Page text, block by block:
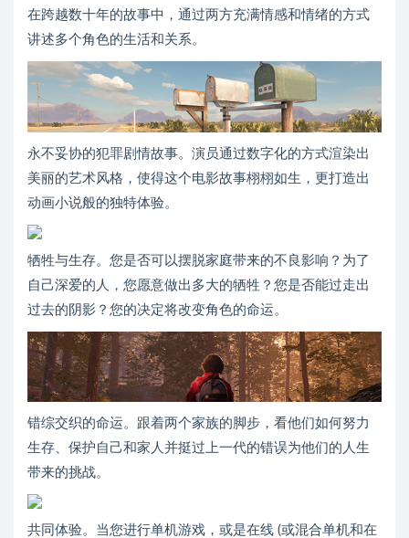
在跨越数十年的故事中，通过两方充满情感和情绪的方式
讲述多个角色的生活和关系。
永不妥协的犯罪剧情故事。演员通过数字化的方式渲染出
美丽的艺术风格，使得这个电影故事栩栩如生，更打造出
动画小说般的独特体验。
牺牲与生存。您是否可以摆脱家庭带来的不良影响？为了
自己深爱的人，您愿意做出多大的牺牲？您是否能过走出
过去的阴影？您的决定将改变角色的命运。
错综交织的命运。跟着两个家族的脚步，看他们如何努力
生存、保护自己和家人并挺过上一代的错误为他们的人生
带来的挑战。
共同体验。当您进行单机游戏，或是在线 (或混合单机和在